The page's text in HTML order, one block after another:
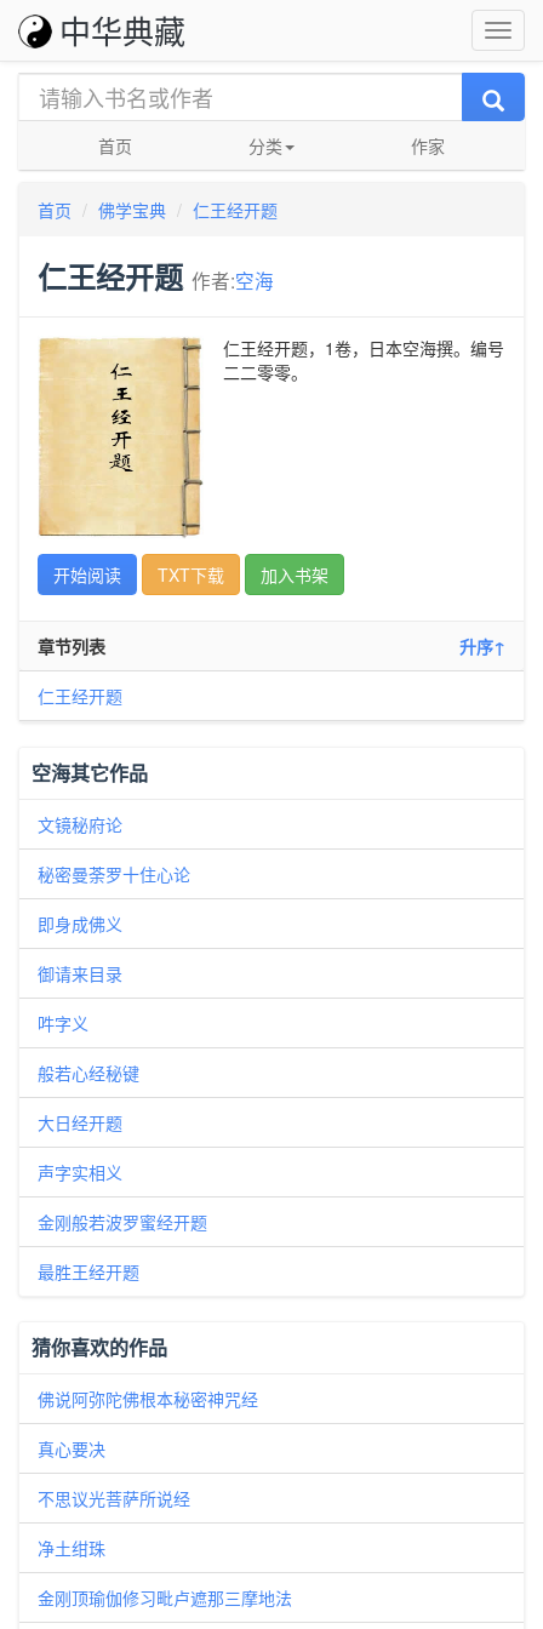
中华典藏
首页 分类 作家
首页 佛学宝典 仁王经开题
仁王经开题 作者:空海
仁王经开题，1卷，日本空海撰。编号
二二零零。
开始阅读 TXT下载 加入书架
章节列表 升序↑
仁王经开题
空海其它作品
文镜秘府论
秘密曼荼罗十住心论
即身成佛义
御请来目录
吽字义
般若心经秘键
大日经开题
声字实相义
金刚般若波罗蜜经开题
最胜王经开题
猜你喜欢的作品
佛说阿弥陀佛根本秘密神咒经
真心要决
不思议光菩萨所说经
净土绀珠
金刚顶瑜伽修习毗卢遮那三摩地法